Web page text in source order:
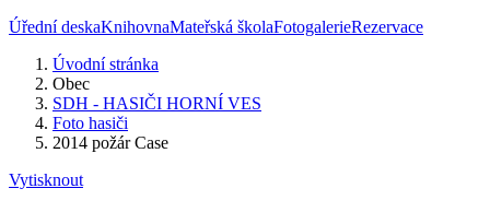
Úřední deskaKnihovnaMateřská školaFotogalerieRezervace
Úvodní stránka
Obec
SDH - HASIČI HORNÍ VES
Foto hasiči
2014 požár Case
Vytisknout